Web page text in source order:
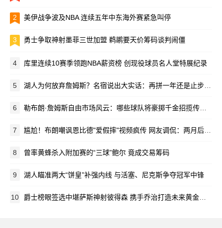
2 美伊战争波及NBA 连续五年中东海外赛紧急叫停
3 勇士争取神射墨菲三世加盟 鹈鹕要天价筹码谈判闹僵
4 库里连续10赛季领跑NBA薪资榜 创现役球员名人堂特展纪录
5 湖人为何放弃詹姆斯？名宿说出大实话：再拼一年还是止步次轮
6 勒布朗·詹姆斯自由市场风云：哪些球队将豪掷千金招揽传奇巨星？
7 尴尬！布朗嘲讽恩比德"爱假摔"视频疯传 网友调侃：两月后竟成队友
8 曾率黄蜂杀入附加赛的“三球”鲍尔 竟成交易筹码
9 湖人瞄准两大“饼皇”补强内线 与活塞、尼克斯争夺冠军中锋
10 爵士榜眼签选中堪萨斯神射彼得森 携手乔治打造未来黄金后场